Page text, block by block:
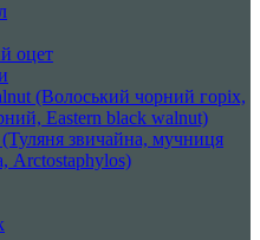
оцет
(Волоський чорний горіх,
Eastern black walnut)
звичайна, мучниця
Arctostaphylos)